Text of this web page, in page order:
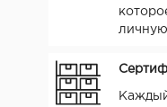
личную